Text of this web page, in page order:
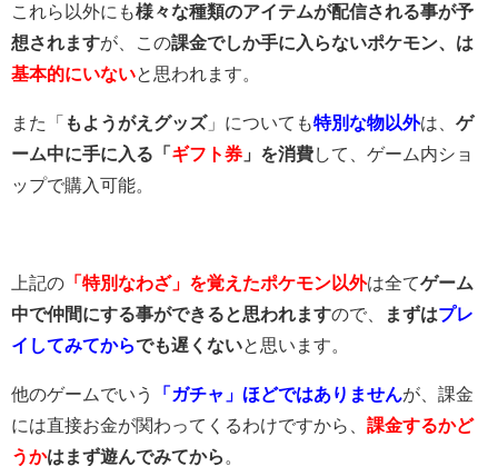
これら以外にも様々な種類のアイテムが配信される事が予
想されますが、この課金でしか手に入らないポケモン、は
基本的にいないと思われます。
また「 もようがえグッズ」についても特別な物以外は、 ゲ
ーム中に手に入る「 ギフト券 」を消費して、ゲーム内ショ
ップで購入可能。
上記の 「特別なわざ」を覚えたポケモン以外は全てゲーム
中で仲間にする事ができると思われますので、 まずはプレ
イしてみてからでも遅くないと思います。
他のゲームでいう 「ガチャ」ほどではありませんが、課金
には直接お金が関わってくるわけですから、 課金するかど
うかはまず遊んでみてから